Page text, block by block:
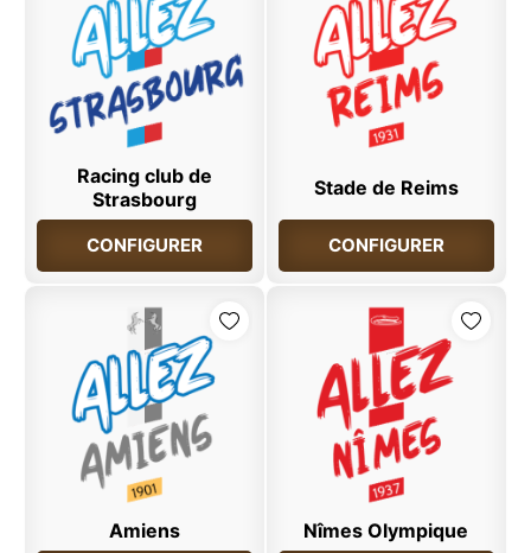
Racing club de
Strasbourg
CONFIGURER
Stade de Reims
CONFIGURER
Amiens Nîmes Olympique